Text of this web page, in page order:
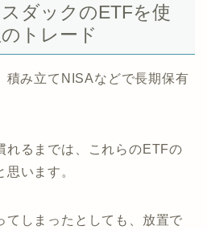
ダックのETFを使
トレード
積み立てNISAなどで長期保有
れるまでは、これらのETFの
います。
てしまったとしても、放置で